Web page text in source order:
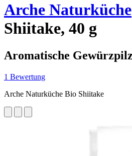
Arche Naturküche
Shiitake, 40 g
Aromatische
1 Bewertung
Arche Naturküche Bio Shiitake